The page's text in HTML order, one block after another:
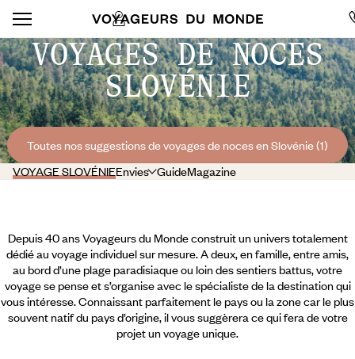
VOYAGES DE NOCES
SLOVÉNIE
Toutes nos suggestions de voyages de noces en Slovénie (1)
VOYAGE SLOVÉNIEEnvies GuideMagazine
Depuis 40 ans Voyageurs du Monde construit un univers totalement
dédié au voyage individuel sur mesure. A deux, en famille, entre amis,
au bord d’une plage paradisiaque ou loin des sentiers battus, votre
voyage se pense et s’organise avec le spécialiste de la destination qui
vous intéresse. Connaissant parfaitement le pays ou la zone car le plus
souvent natif du pays d’origine, il vous suggèrera ce qui fera de votre
projet un voyage unique.